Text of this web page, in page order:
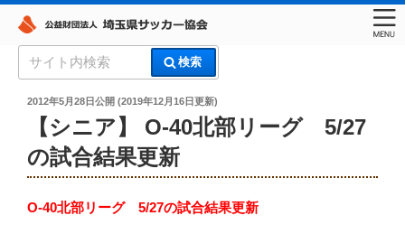
索:
検索
埼玉県サッカー協会
投
2012年5月28日公開 (2019年12月16日更新)
【シニア】 O-40北部リーグ 5/27
の試合結果更新
O-40北部リーグ 5/27の試合結果更新